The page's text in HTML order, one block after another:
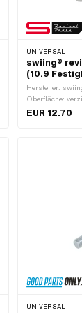
UNIVERSAL
swiing®
(10.9
Hersteller:
Oberfläche:
Gewindeart:
EUR 12.70
UNIVERSAL